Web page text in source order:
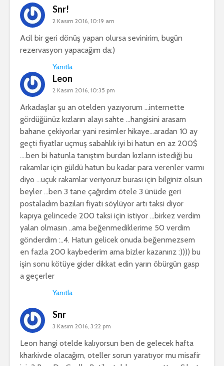
Snr!
2 Kasım 2016, 10:19 am
Acil bir geri dönüş yapan olursa sevinirim, bugün
rezervasyon yapacağım da:)
Yanıtla
Leon
2 Kasım 2016, 10:35 pm
Arkadaşlar şu an otelden yazıyorum …internette
gördüğünüz kızların alayı sahte …hangisini arasam
bahane çekiyorlar yani resimler hikaye…aradan 10 ay
geçti fiyatlar uçmuş sabahlık iyi bi hatun en az 200$
….ben bi hatunla tanıştım burdan kızların istediği bu
rakamlar için güldü hatun bu kadar para verenler varmı
diyo …uçuk rakamlar veriyoruz burası için bilginiz olsun
beyler …ben 3 tane çağırdım ötele 3 ünüde geri
postaladım bazıları fiyatı söylüyor artı taksi diyor
kapıya gelincede 200 taksi için istiyor …birkez verdim
yalan olmasın ..ama beğenmediklerime 50 verdim
gönderdim :..4. Hatun gelicek onuda beğenmezsem
en fazla 200 kaybederim ama bizler kazanırız :)))) bu
işin sonu kötüye gider dikkat edin yarın öbürgün gasp
a geçerler
Yanıtla
Snr
3 Kasım 2016, 3:22 pm
Leon hangi otelde kalıyorsun ben de gelecek hafta
kharkivde olacağım, oteller sorun yaratıyor mu misafir